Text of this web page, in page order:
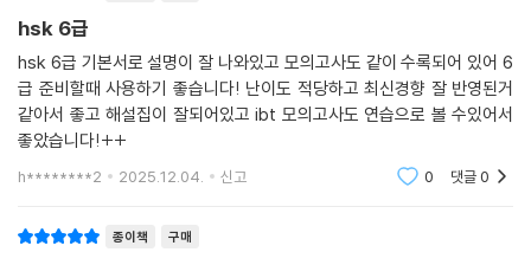
쓰기
[부록] 고난도 어휘집
실전모의고사 제1회
답안지
hsk 6급
hsk 6급 기본서로 설명이 잘 나와있고 모의고사도 같이 수록되어 있어 6
급 준비할때 사용하기 좋습니다! 난이도 적당하고 최신경향 잘 반영된거
같아서 좋고 해설집이 잘되어있고 ibt 모의고사도 연습으로 볼 수있어서
좋았습니다!++
h********2 2025.12.04. 신고 0 댓글0
종이책 구매